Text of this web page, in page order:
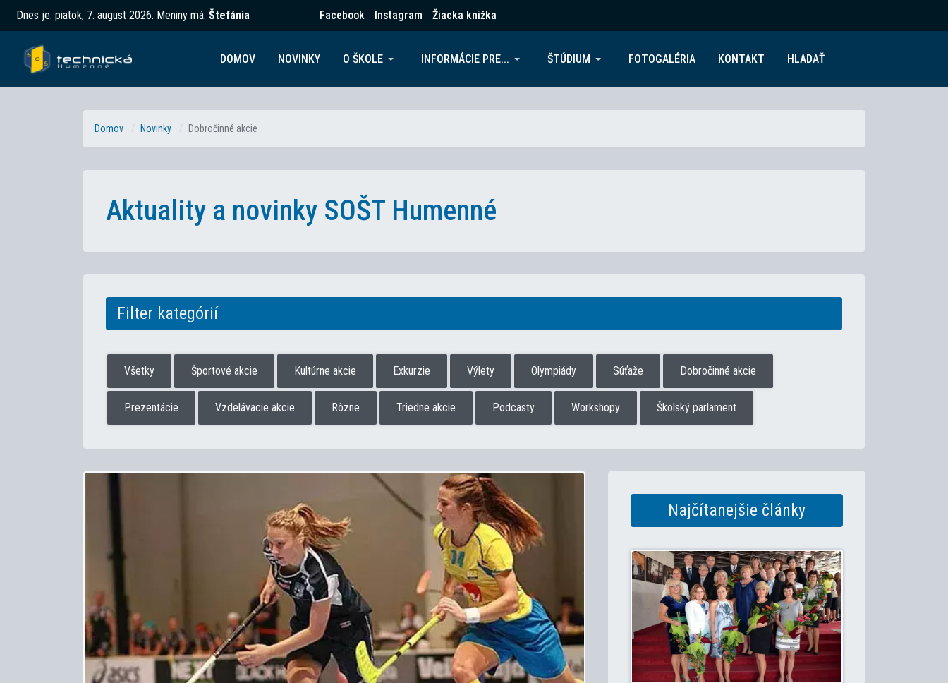
Dnes je: piatok, 7. august 2026. Meniny má: Štefánia Facebook Instagram Žiacka knižka
DOMOV NOVINKY O ŠKOLE INFORMÁCIE PRE... ŠTÚDIUM FOTOGALÉRIA KONTAKT HLADAŤ
Domov Novinky Dobročinné akcie
Aktuality a novinky SOŠT Humenné
Filter kategórií
Všetky Športové akcie Kultúrne akcie Exkurzie Výlety Olympiády Súťaže Dobročinné akcie
Prezentácie Vzdelávacie akcie Rôzne Triedne akcie Podcasty Workshopy Školský parlament
Najčítanejšie články